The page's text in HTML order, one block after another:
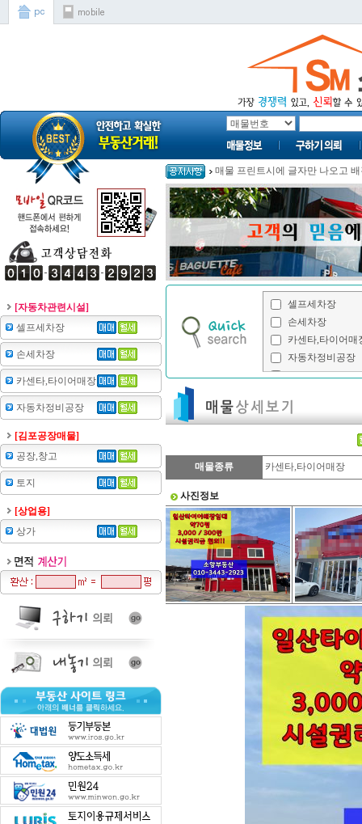
[자동차관련시설]
셀프세차장
손세차장
카센타,타이어매장
자동차정비공장
[김포공장매물]
공장,창고
토지
[상업용]
상가
매물 프린트시에 글자만 나오고 배
매물종류 카센타,타이어매장
사진정보